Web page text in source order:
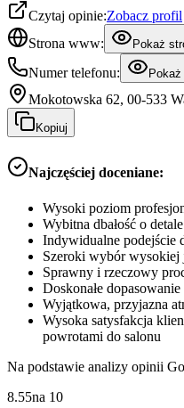
Czytaj opinie:Zobacz profil
Strona www:
Pokaż
Numer telefonu:
Mokotowska 62, 00-533
Kopiuj
Najczęściej doceniane:
Wysoki poziom
Wybitna dbałość o
Indywidualne podejście
Szeroki wybór wysokiej
Sprawny i rzeczowy
Doskonałe
Wyjątkowa, przyjazna
Wysoka satysfakcja
powrotami do salonu
Na podstawie analizy opinii
8.55na 10